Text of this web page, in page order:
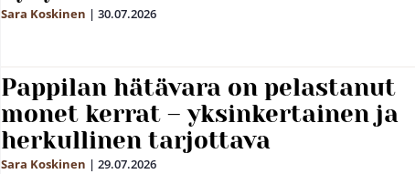
Sara Koskinen | 30.07.2026
Pappilan hätävara on pelastanut
monet kerrat – yksinkertainen ja
herkullinen tarjottava
Sara Koskinen | 29.07.2026